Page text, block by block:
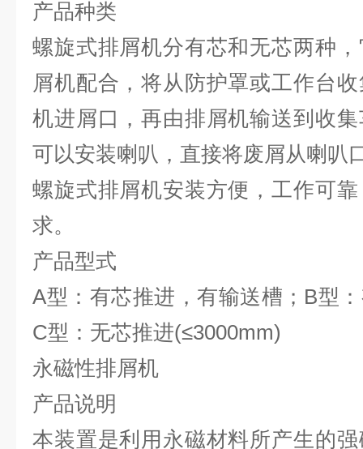
产品种类
螺旋式排屑机分有芯和无芯两种
屑机配合，将从防护罩或工作台
机进屑口，再由排屑机输送到收
可以安装喇叭，直接将废屑从喇叭
螺旋式排屑机安装方便，工作可
求。
产品型式
A型：有芯推进，有输送槽；B型
C型：无芯推进(≤3000mm)
永磁性排屑机
产品说明
本装置是利用永磁材料所产生的